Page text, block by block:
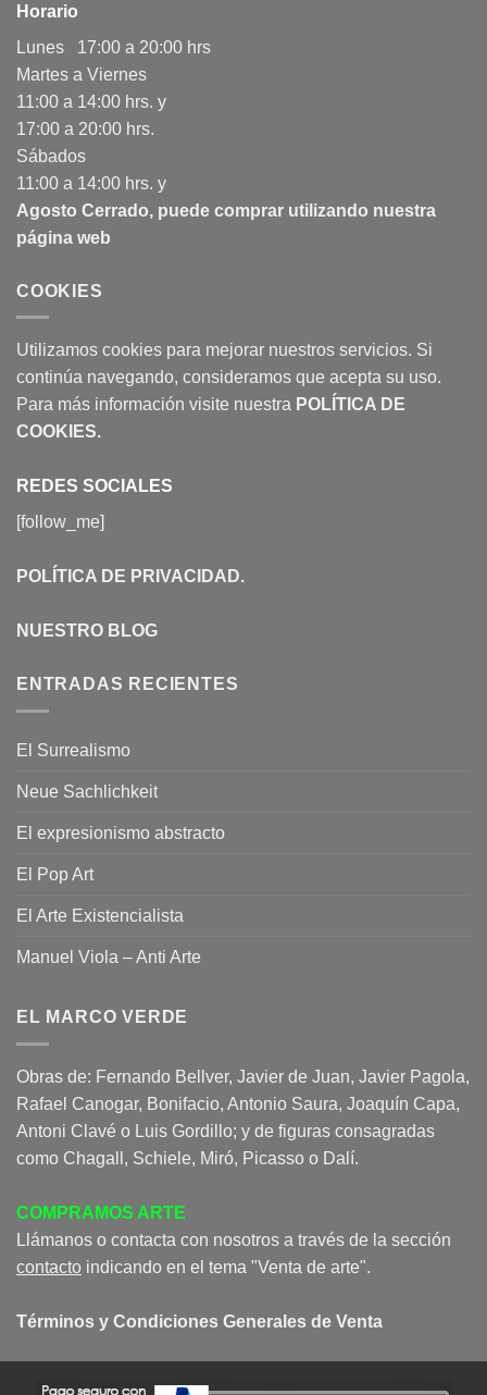
Horario
Lunes 17:00 a 20:00 hrs
Martes a Viernes
11:00 a 14:00 hrs. y
17:00 a 20:00 hrs.
Sábados
11:00 a 14:00 hrs. y
Agosto Cerrado, puede comprar utilizando nuestra
página web
COOKIES
Utilizamos cookies para mejorar nuestros servicios. Si
continúa navegando, consideramos que acepta su uso.
Para más información visite nuestra POLÍTICA DE
COOKIES.
REDES SOCIALES
[follow_me]
POLÍTICA DE PRIVACIDAD.
NUESTRO BLOG
ENTRADAS RECIENTES
El Surrealismo
Neue Sachlichkeit
El expresionismo abstracto
El Pop Art
El Arte Existencialista
Manuel Viola – Anti Arte
EL MARCO VERDE
Obras de: Fernando Bellver, Javier de Juan, Javier Pagola,
Rafael Canogar, Bonifacio, Antonio Saura, Joaquín Capa,
Antoni Clavé o Luis Gordillo; y de figuras consagradas
como Chagall, Schiele, Miró, Picasso o Dalí.
COMPRAMOS ARTE
Llámanos o contacta con nosotros a través de la sección
contacto indicando en el tema "Venta de arte".
Términos y Condiciones Generales de Venta